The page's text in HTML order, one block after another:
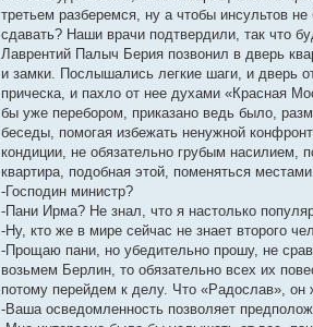
третьем разберемся, ну а чтобы инсультов
сдавать? Наши врачи подтвердили, так что
Лаврентий Палыч Берия позвонил в дверь
и замки. Послышались легкие шаги, и дверь
прическа, и пахло от нее духами «Красная
бы уже перебором, приказано ведь было,
беседы, помогая избежать ненужной
кондиции, не обязательно грубым насилием,
квартира, подобная этой, поменяться
-Господин министр?
-Пани Ирма? Не знал, что я настолько
-Ну, кто же в мире сейчас не знает второго
-Прощаю пани, но убедительно прошу, не
возьмем Берлин, то обязательно всех их
потому перейдем к делу. Что «Радослав»,
-Ваша осведомленность позволяет